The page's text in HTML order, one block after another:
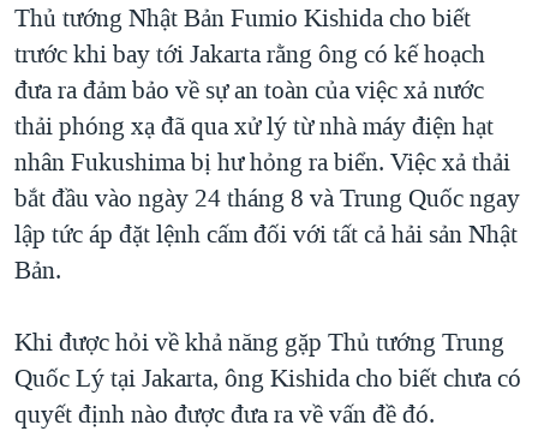
Thủ tướng Nhật Bản Fumio Kishida cho biết
trước khi bay tới Jakarta rằng ông có kế hoạch
đưa ra đảm bảo về sự an toàn của việc xả nước
thải phóng xạ đã qua xử lý từ nhà máy điện hạt
nhân Fukushima bị hư hỏng ra biển. Việc xả thải
bắt đầu vào ngày 24 tháng 8 và Trung Quốc ngay
lập tức áp đặt lệnh cấm đối với tất cả hải sản Nhật
Bản.
Khi được hỏi về khả năng gặp Thủ tướng Trung
Quốc Lý tại Jakarta, ông Kishida cho biết chưa có
quyết định nào được đưa ra về vấn đề đó.